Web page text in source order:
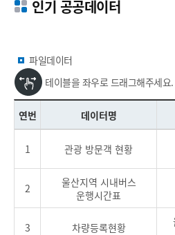
인기 공공데이터
파일데이터
테이블을 좌우로 드래그해주세요.
연번 데이터명
1 관광 방문객 현황
2
울산지역 시내버스
운행시간표
3 차량등록현황